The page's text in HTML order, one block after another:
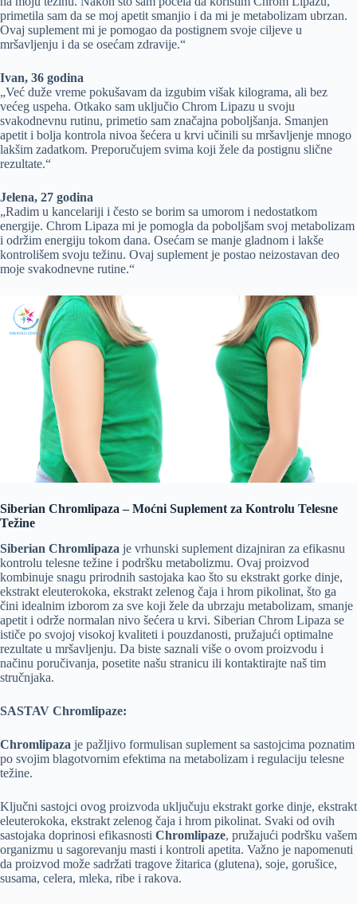
primetila sam da se moj apetit smanjio i da mi je metabolizam ubrzan.
Ovaj suplement mi je pomogao da postignem svoje ciljeve u
mršavljenju i da se osećam zdravije.“
Ivan, 36 godina
„Već duže vreme pokušavam da izgubim višak kilograma, ali bez
većeg uspeha. Otkako sam uključio Chrom Lipazu u svoju
svakodnevnu rutinu, primetio sam značajna poboljšanja. Smanjen
apetit i bolja kontrola nivoa šećera u krvi učinili su mršavljenje mnogo
lakšim zadatkom. Preporučujem svima koji žele da postignu slične
rezultate.“
Jelena, 27 godina
„Radim u kancelariji i često se borim sa umorom i nedostatkom
energije. Chrom Lipaza mi je pomogla da poboljšam svoj metabolizam
i održim energiju tokom dana. Osećam se manje gladnom i lakše
kontrolišem svoju težinu. Ovaj suplement je postao neizostavan deo
moje svakodnevne rutine.“
Siberian Chromlipaza – Moćni Suplement za Kontrolu Telesne
Težine
Siberian Chromlipaza je vrhunski suplement dizajniran za efikasnu
kontrolu telesne težine i podršku metabolizmu. Ovaj proizvod
kombinuje snagu prirodnih sastojaka kao što su ekstrakt gorke dinje,
ekstrakt eleuterokoka, ekstrakt zelenog čaja i hrom pikolinat, što ga
čini idealnim izborom za sve koji žele da ubrzaju metabolizam, smanje
apetit i održe normalan nivo šećera u krvi. Siberian Chrom Lipaza se
ističe po svojoj visokoj kvaliteti i pouzdanosti, pružajući optimalne
rezultate u mršavljenju. Da biste saznali više o ovom proizvodu i
načinu poručivanja, posetite našu stranicu ili kontaktirajte naš tim
stručnjaka.
SASTAV Chromlipaze:
Chromlipaza je pažljivo formulisan suplement sa sastojcima poznatim
po svojim blagotvornim efektima na metabolizam i regulaciju telesne
težine.
Ključni sastojci ovog proizvoda uključuju ekstrakt gorke dinje, ekstrakt
eleuterokoka, ekstrakt zelenog čaja i hrom pikolinat. Svaki od ovih
sastojaka doprinosi efikasnosti Chromlipaze, pružajući podršku vašem
organizmu u sagorevanju masti i kontroli apetita. Važno je napomenuti
da proizvod može sadržati tragove žitarica (glutena), soje, gorušice,
susama, celera, mleka, ribe i rakova.